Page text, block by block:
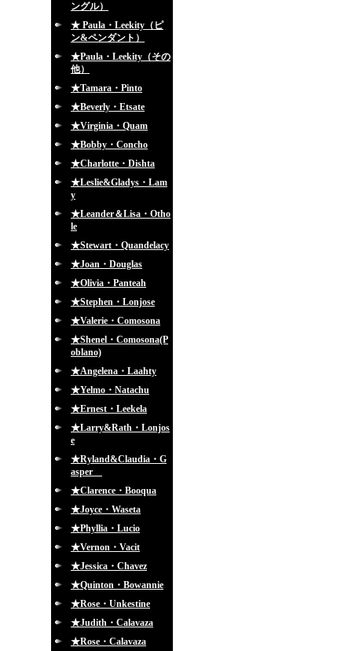
ングル）
★ Paula・Leekity（ピ
ン&ペンダント）
★Paula・Leekity（その
他）
★Tamara・Pinto
★Beverly・Etsate
★Virginia・Quam
★Bobby・Concho
★Charlotte・Dishta
★Leslie&Gladys・Lam
y
★Leander＆Lisa・Otho
le
★Stewart・Quandelacy
★Joan・Douglas
★Olivia・Panteah
★Stephen・Lonjose
★Valerie・Comosona
★Shenel・Comosona(P
oblano)
★Angelena・Laahty
★Yelmo・Natachu
★Ernest・Leekela
★Larry&Rath・Lonjos
e
★Ryland&Claudia・G
asper
★Clarence・Booqua
★Joyce・Waseta
★Phyllia・Lucio
★Vernon・Vacit
★Jessica・Chavez
★Quinton・Bowannie
★Rose・Unkestine
★Judith・Calavaza
★Rose・Calavaza